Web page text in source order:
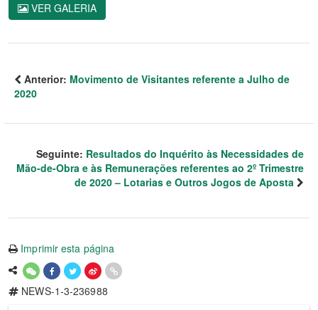
VER GALERIA
Anterior: Movimento de Visitantes referente a Julho de
2020
Seguinte: Resultados do Inquérito às Necessidades de
Mão-de-Obra e às Remunerações referentes ao 2º Trimestre
de 2020 – Lotarias e Outros Jogos de Aposta
Imprimir esta página
NEWS-1-3-236988